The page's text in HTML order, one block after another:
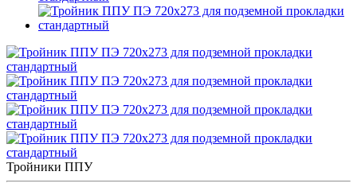
Тройники ППУ